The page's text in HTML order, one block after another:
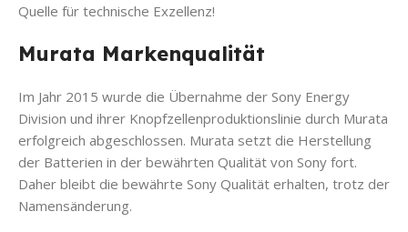
Quelle für technische Exzellenz!
Murata Markenqualität
Im Jahr 2015 wurde die Übernahme der Sony Energy
Division und ihrer Knopfzellenproduktionslinie durch Murata
erfolgreich abgeschlossen. Murata setzt die Herstellung
der Batterien in der bewährten Qualität von Sony fort.
Daher bleibt die bewährte Sony Qualität erhalten, trotz der
Namensänderung.